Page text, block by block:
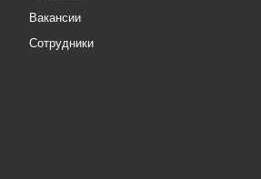
Вакансии
Сотрудники